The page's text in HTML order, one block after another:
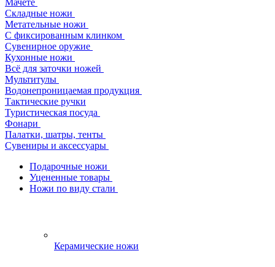
Мачете
Складные ножи
Метательные ножи
С фиксированным клинком
Сувенирное оружие
Кухонные ножи
Всё для заточки ножей
Мультитулы
Водонепроницаемая продукция
Тактические ручки
Туристическая посуда
Фонари
Палатки, шатры, тенты
Сувениры и аксессуары
Подарочные ножи
Уцененные товары
Ножи по виду стали
Керамические ножи